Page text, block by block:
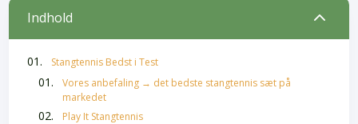
Indhold 2
Stangtennis Bedst i Test
Vores anbefaling → det bedste stangtennis sæt på
markedet
Play It Stangtennis